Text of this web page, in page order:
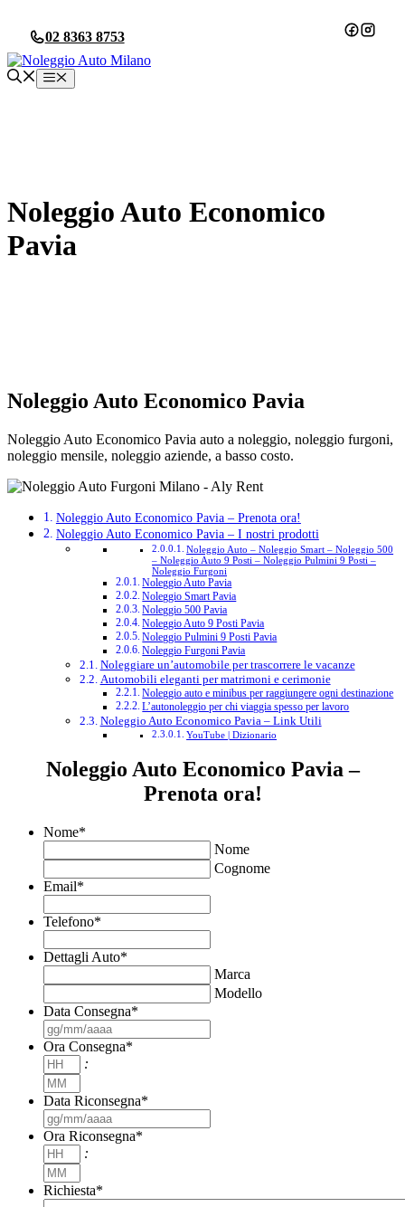
contenuto
02 8363 8753
Menu
Noleggio Auto Economico
Pavia
Noleggio Auto Economico Pavia
Noleggio Auto Economico Pavia auto a noleggio, noleggio furgoni,
noleggio mensile, noleggio aziende, a basso costo.
Noleggio Auto Economico Pavia – Prenota ora!
Noleggio Auto Economico Pavia – I nostri prodotti
Noleggio Auto – Noleggio Smart – Noleggio 500
– Noleggio Auto 9 Posti – Noleggio Pulmini 9 Posti –
Noleggio Furgoni
Noleggio Auto Pavia
Noleggio Smart Pavia
Noleggio 500 Pavia
Noleggio Auto 9 Posti Pavia
Noleggio Pulmini 9 Posti Pavia
Noleggio Furgoni Pavia
Noleggiare un’automobile per trascorrere le vacanze
Automobili eleganti per matrimoni e cerimonie
Noleggio auto e minibus per raggiungere ogni destinazione
L’autonoleggio per chi viaggia spesso per lavoro
Noleggio Auto Economico Pavia – Link Utili
YouTube | Dizionario
Noleggio Auto Economico Pavia –
Prenota ora!
Nome*
Nome
Cognome
Email*
Telefono*
Dettagli Auto*
Marca
Modello
Data Consegna*
slash
Ora Consegna*
:
Data Riconsegna*
slash
Ora Riconsegna*
:
Richiesta*